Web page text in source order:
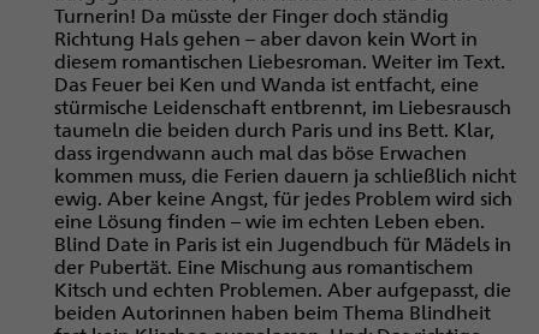
Turnerin! Da müsste der Finger doch ständig
Richtung Hals gehen – aber davon kein Wort in
diesem romantischen Liebesroman. Weiter im Text.
Das Feuer bei Ken und Wanda ist entfacht, eine
stürmische Leidenschaft entbrennt, im Liebesrausch
taumeln die beiden durch Paris und ins Bett. Klar,
dass irgendwann auch mal das böse Erwachen
kommen muss, die Ferien dauern ja schließlich nicht
ewig. Aber keine Angst, für jedes Problem wird sich
eine Lösung finden – wie im echten Leben eben.
Blind Date in Paris ist ein Jugendbuch für Mädels in
der Pubertät. Eine Mischung aus romantischem
Kitsch und echten Problemen. Aber aufgepasst, die
beiden Autorinnen haben beim Thema Blindheit